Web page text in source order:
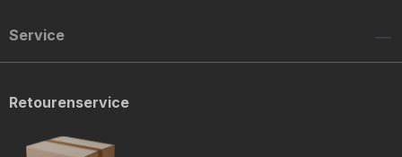
Service
Retourenservice